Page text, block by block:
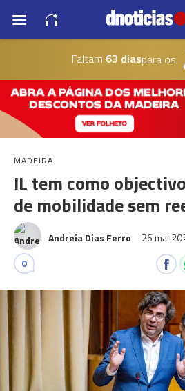
Faltam 63 diaspara os
MADEIRA
IL tem como
de mobilidade sem
Andreia Dias Ferro 26 mai
0